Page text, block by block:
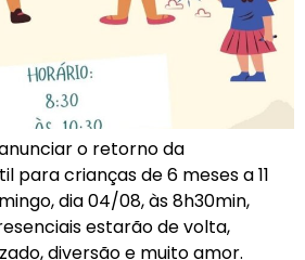
o retorno da
para crianças de 6 meses a 11
dia 04/08, às 8h30min,
estarão de volta,
diversão e muito amor.